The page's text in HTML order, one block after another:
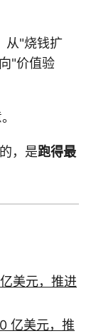
从"烧钱扩
"价值验
，是跑得最
美元，推进
亿美元，推